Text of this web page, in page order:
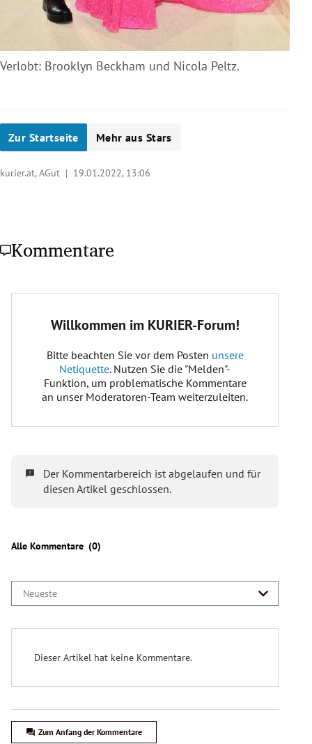
Verlobt: Brooklyn Beckham und Nicola Peltz.
Zur Startseite Mehr aus Stars
kurier.at, AGut | 19.01.2022, 13:06
Kommentare